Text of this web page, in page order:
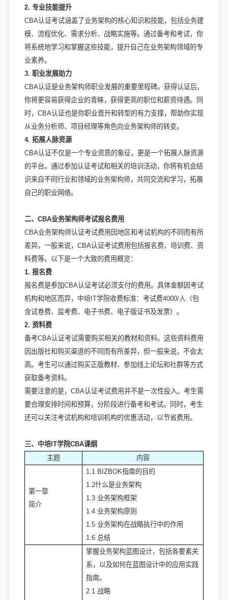
2. 专业技能提升
CBA认证考试涵盖了业务架构的核心知识和技能，包括业务建
模、流程优化、需求分析、战略实施等。通过备考和考试，你
将系统地学习和掌握这些技能，提升自己在业务架构领域的专
业素养。
3. 职业发展助力
CBA认证是业务架构师职业发展的重要里程碑。获得认证后，
你将更容易获得企业的青睐，获得更高的职位和薪资待遇。同
时，CBA认证也是你职业晋升和转型的有力支撑，帮助你实现
从业务分析师、项目经理等角色向业务架构师的转变。
4. 拓展人脉资源
CBA认证不仅是一个专业资质的象征，更是一个拓展人脉资源
的平台。通过参加认证考试和相关的培训活动，你将有机会结
识来自不同行业和领域的业务架构师，共同交流和学习，拓展
自己的职业网络。
二、CBA业务架构师考试报名费用
CBA业务架构师认证考试费用因地区和考试机构的不同而有所
差异。一般来说，CBA认证考试费用包括报名费、培训费、资
料费等。以下是一个大致的费用概览：
1. 报名费
报名费是参加CBA认证考试必须支付的费用。具体金额因考试
机构和地区而异，中培IT学院收费标准：考试费4000/人（包
含试卷费、监考费、电子书费、电子版证书及发票）。
2. 资料费
备考CBA认证考试需要购买相关的教材和资料。这些资料费用
因出版社和购买渠道的不同而有所差异，但一般来说，不会太
高。考生可以通过购买正版教材、参加线上论坛和社群等方式
获取备考资料。
需要注意的是，CBA认证考试费用并不是一次性投入。考生需
要合理安排时间和预算，分阶段进行备考和考试。同时，考生
还可以关注考试机构和培训机构的优惠活动，以节省费用。
三、中培IT学院CBA课纲
主题
内容
第一章
简介
1.1 BIZBOK指南的目的
1.2什么是业务架构
1.3 业务架构框架
1.4 业务架构原则
1.5 业务架构在战略执行中的作用
1.6 总结
掌握业务架构蓝图设计，包括各要素关
系，以及如何在蓝图设计中的应用实践
指南。
2.1 战略